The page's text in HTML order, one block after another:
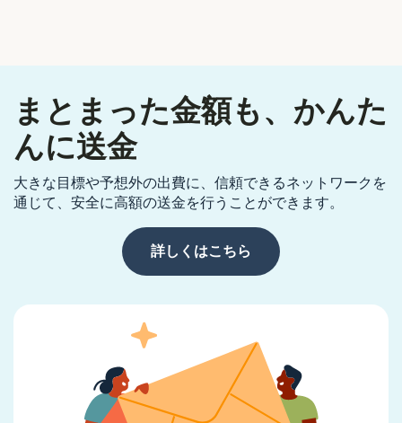
まとまった金額も、かんた
んに送金
大きな目標や予想外の出費に、信頼できるネットワークを
通じて、安全に高額の送金を行うことができます。
詳しくはこちら